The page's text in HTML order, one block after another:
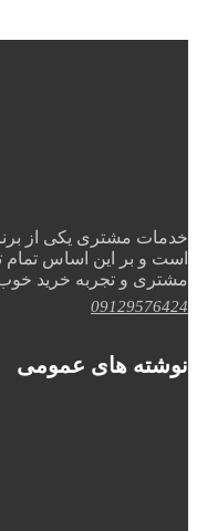
خدمات مشتری یکی از
است و بر این اساس تمام
مشتری و تجربه خرید
09129576424
نوشته های عمومی